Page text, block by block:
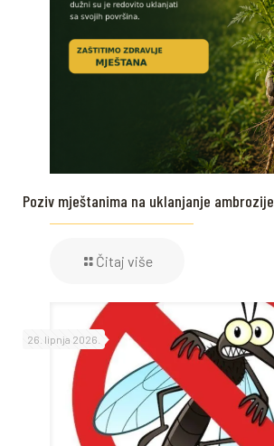
Poziv mještanima na uklanjanje ambrozije
Čitaj više
26. lipnja 2026.